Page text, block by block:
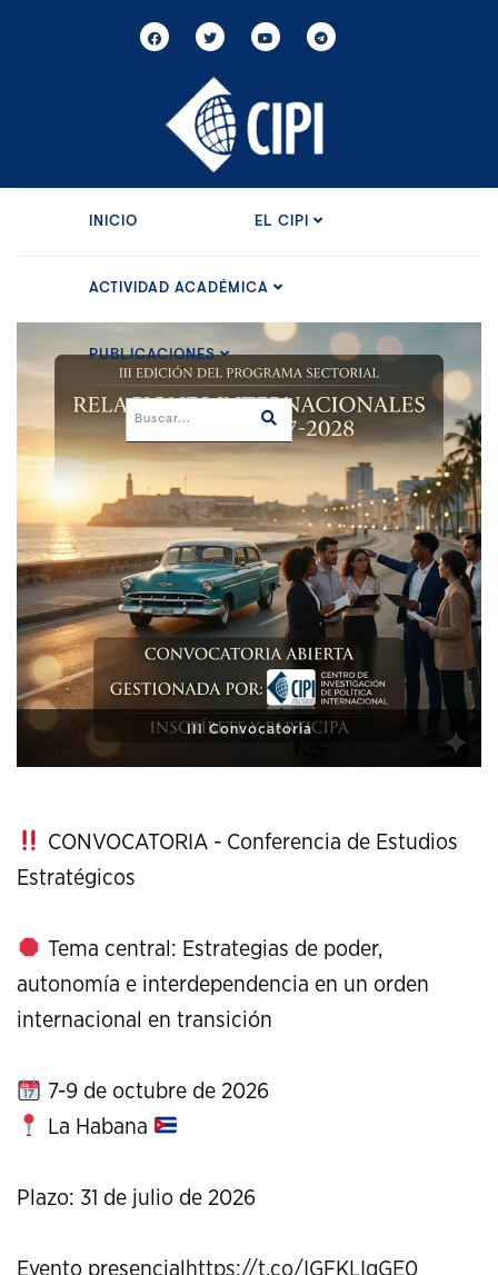
INICIO EL CIPI
ACTIVIDAD ACADÉMICA
PUBLICACIONES
XI Conference on Strategic Studies
CONVOCATORIA - Conferencia de Estudios
Estratégicos
Tema central: Estrategias de poder,
autonomía e interdependencia en un orden
internacional en transición
7-9 de octubre de 2026
La Habana
Plazo: 31 de julio de 2026
Evento presencial https://t.co/IGFKLIqGE0